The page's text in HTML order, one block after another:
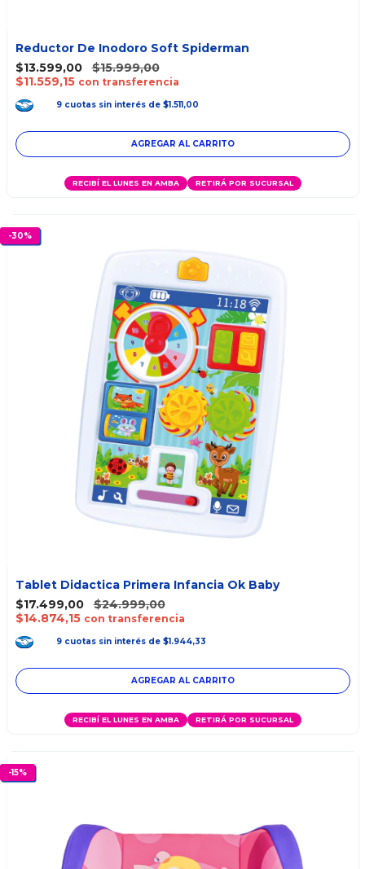
Reductor De Inodoro Soft Spiderman
$13.599,00
$15.999,00
$11.559,15 con transferencia
9 cuotas sin interés de $1.511,00
RECIBÍ EL LUNES EN AMBA RETIRÁ POR SUCURSAL
-30%
Tablet Didactica Primera Infancia Ok Baby
$17.499,00
$24.999,00
$14.874,15 con transferencia
9 cuotas sin interés de $1.944,33
RECIBÍ EL LUNES EN AMBA RETIRÁ POR SUCURSAL
-15%